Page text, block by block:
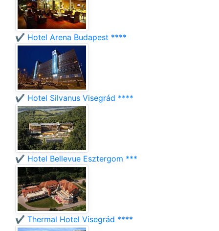
✔️ Hotel Arena Budapest ****
✔️ Hotel Silvanus Visegrád ****
✔️ Hotel Bellevue Esztergom ***
✔️ Thermal Hotel Visegrád ****